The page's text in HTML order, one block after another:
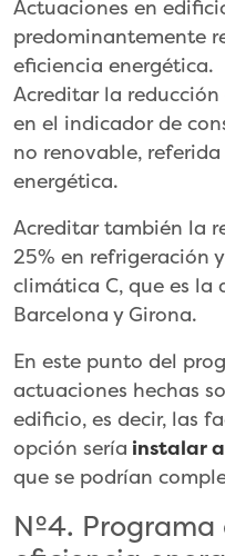
Actuaciones en
predominantemente
eficiencia energética.
Acreditar la
en el indicador de
no renovable,
energética.
Acreditar también la
25% en refrigeración
climática C, que es la
Barcelona y Girona.
En este punto del
actuaciones hechas
edificio, es decir, las
opción sería instalar
que se podrían
Nº4.